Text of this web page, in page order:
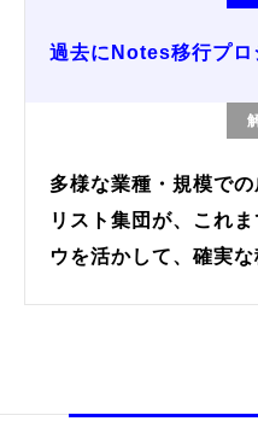
過去にNotes移行プロ
多様な業種・規模で
リスト集団が、これ
ウを活かして、確実な